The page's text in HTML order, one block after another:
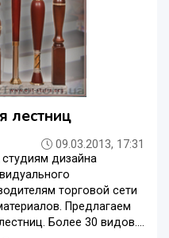
лестниц
09.03.2013, 17:31
дизайна
торговой сети
Предлагаем
Более 30 видов....